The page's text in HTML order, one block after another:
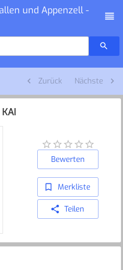
und Appenzell -
Zurück Nächste
KAI
Bewerten
Merkliste
Teilen